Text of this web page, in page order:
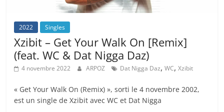
2022 Singles
Xzibit – Get Your Walk On [Remix]
(feat. WC & Dat Nigga Daz)
4 novembre 2022 ARPOZ Dat Nigga Daz,WC,Xzibit
« Get Your Walk On (Remix) », sorti le 4 novembre 2002,
est un single de Xzibit avec WC et Dat Nigga